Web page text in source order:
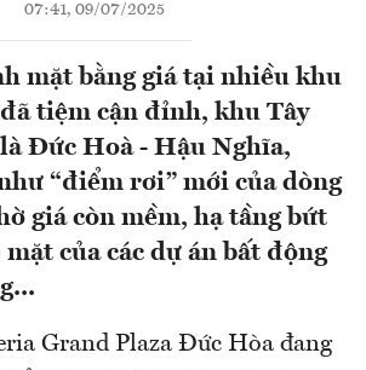
07:41, 09/07/2025
mặt bằng giá tại nhiều khu
tiệm cận đỉnh, khu Tây
Đức Hoà - Hậu Nghĩa,
“điểm rơi” mới của dòng
giá còn mềm, hạ tầng bứt
mặt của các dự án bất động
Grand Plaza Đức Hòa đang